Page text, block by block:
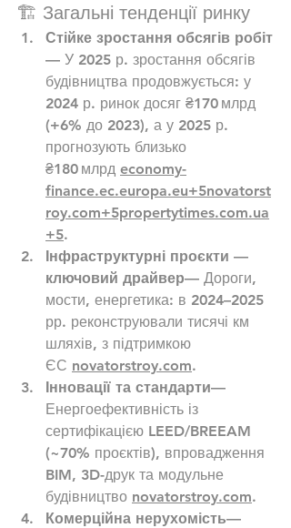
🏗 Загальні тенденції ринку
Стійке зростання обсягів робіт
— У 2025 р. зростання обсягів
будівництва продовжується: у
2024 р. ринок досяг ₴170 млрд
(+6% до 2023), а у 2025 р.
прогнозують близько
₴180 млрд economy-
finance.ec.europa.eu+5novatorst
roy.com+5propertytimes.com.ua
+5.
Інфраструктурні проєкти —
ключовий драйвер— Дороги,
мости, енергетика: в 2024–2025
рр. реконструювали тисячі км
шляхів, з підтримкою
ЄС novatorstroy.com.
Інновації та стандарти—
Енергоефективність із
сертифікацією LEED/BREEAM
(~70% проєктів), впровадження
BIM, 3D-друк та модульне
будівництво novatorstroy.com.
Комерційна нерухомість—